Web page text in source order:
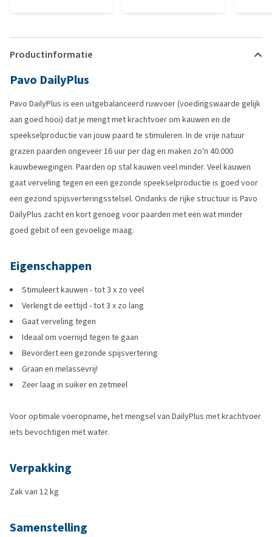
Productinformatie
Pavo DailyPlus
Pavo DailyPlus is een uitgebalanceerd ruwvoer (voedingswaarde gelijk
aan goed hooi) dat je mengt met krachtvoer om kauwen en de
speekselproductie van jouw paard te stimuleren. In de vrije natuur
grazen paarden ongeveer 16 uur per dag en maken zo'n 40.000
kauwbewegingen. Paarden op stal kauwen veel minder. Veel kauwen
gaat verveling tegen en een gezonde speekselproductie is goed voor
een gezond spijsverteringsstelsel. Ondanks de rijke structuur is Pavo
DailyPlus zacht en kort genoeg voor paarden met een wat minder
goed gebit of een gevoelige maag.
Eigenschappen
Stimuleert kauwen - tot 3 x zo veel
Verlengt de eettijd - tot 3 x zo lang
Gaat verveling tegen
Ideaal om voernijd tegen te gaan
Bevordert een gezonde spijsvertering
Graan en melassevrij!
Zeer laag in suiker en zetmeel
Voor optimale voeropname, het mengsel van DailyPlus met krachtvoer
iets bevochtigen met water.
Verpakking
Zak van 12 kg
Samenstelling